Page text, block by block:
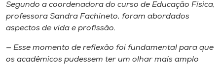
Segundo a coordenadora do curso de Educação Física,
professora Sandra Fachineto, foram abordados
aspectos de vida e profissão.
— Esse momento de reflexão foi fundamental para que
os acadêmicos pudessem ter um olhar mais amplo